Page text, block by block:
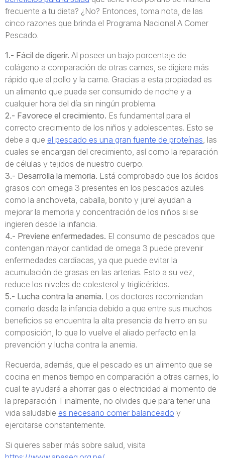
frecuente a tu dieta? ¿No? Entonces, toma nota, de las
cinco razones que brinda el Programa Nacional A Comer
Pescado.
1.- Fácil de digerir. Al poseer un bajo porcentaje de
colágeno a comparación de otras carnes, se digiere más
rápido que el pollo y la carne. Gracias a esta propiedad es
un alimento que puede ser consumido de noche y a
cualquier hora del día sin ningún problema.
2.- Favorece el crecimiento. Es fundamental para el
correcto crecimiento de los niños y adolescentes. Esto se
debe a que el pescado es una gran fuente de proteínas, las
cuales se encargan del crecimiento, así como la reparación
de células y tejidos de nuestro cuerpo.
3.- Desarrolla la memoria. Está comprobado que los ácidos
grasos con omega 3 presentes en los pescados azules
como la anchoveta, caballa, bonito y jurel ayudan a
mejorar la memoria y concentración de los niños si se
ingieren desde la infancia.
4.- Previene enfermedades. El consumo de pescados que
contengan mayor cantidad de omega 3 puede prevenir
enfermedades cardíacas, ya que puede evitar la
acumulación de grasas en las arterias. Esto a su vez,
reduce los niveles de colesterol y triglicéridos.
5.- Lucha contra la anemia. Los doctores recomiendan
comerlo desde la infancia debido a que entre sus muchos
beneficios se encuentra la alta presencia de hierro en su
composición, lo que lo vuelve el aliado perfecto en la
prevención y lucha contra la anemia.
Recuerda, además, que el pescado es un alimento que se
cocina en menos tiempo en comparación a otras carnes, lo
cual te ayudará a ahorrar gas o electricidad al momento de
la preparación. Finalmente, no olvides que para tener una
vida saludable es necesario comer balanceado y
ejercitarse constantemente.
Si quieres saber más sobre salud, visita